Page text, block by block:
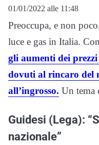
01/01/2022 alle 11:48
Preoccupa, e non
luce e gas in Italia.
gli aumenti dei
dovuti al rincaro del
all’ingrosso. Un tema
Guidesi (Lega):
nazionale”